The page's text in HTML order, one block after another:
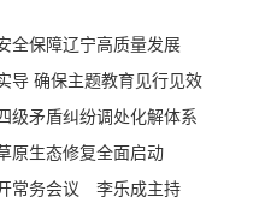
全保障辽宁高质量发展
导 确保主题教育见行见效
级矛盾纠纷调处化解体系
原生态修复全面启动
常务会议 李乐成主持